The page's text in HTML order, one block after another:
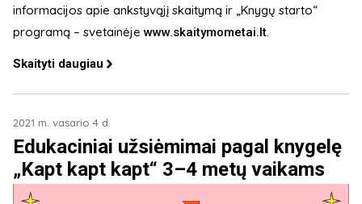
informacijos apie ankstyvąjį skaitymą ir „Knygų starto“
programą – svetainėje www.skaitymometai.lt
Skaityti daugiau
2021 m. vasario 4 d.
Edukaciniai užsiėmimai pagal knygelę
„Kapt kapt kapt“ 3–4 metų vaikams